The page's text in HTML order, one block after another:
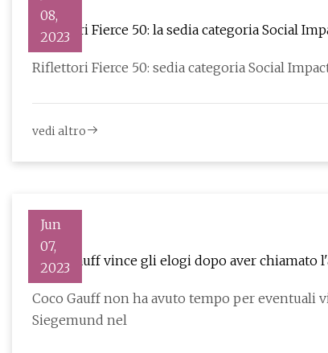
08,
2023
Riflettori Fierce 50: la sedia categoria Social
vedi altro
Jun
07,
2023
Coco Gauff vince gli elogi dopo aver
Coco Gauff non ha avuto tempo per eventuali
Siegemund nel